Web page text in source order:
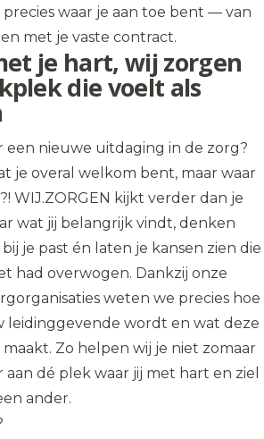
precies waar je aan toe bent — van
met je vaste contract.
je hart, wij zorgen
die voelt als
een nieuwe uitdaging in de zorg?
je overal welkom bent, maar waar
WIJ.ZORGEN kijkt verder dan je
wat jij belangrijk vindt, denken
je past én laten je kansen zien die
had overwogen. Dankzij onze
weten we precies hoe
leidinggevende wordt en wat deze
Zo helpen wij je niet zomaar
aan dé plek waar jij met hart en ziel
ander.